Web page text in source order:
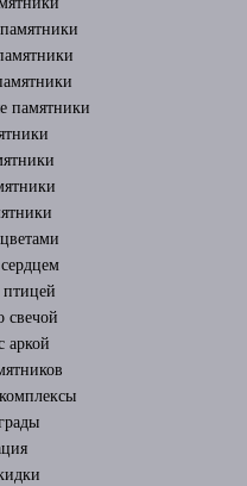
памятники
свечой
аркой